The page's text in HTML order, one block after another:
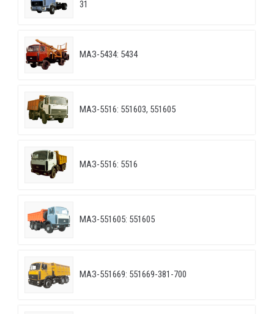
31
МАЗ-5434: 5434
МАЗ-5516: 551603, 551605
МАЗ-5516: 5516
МАЗ-551605: 551605
МАЗ-551669: 551669-381-700